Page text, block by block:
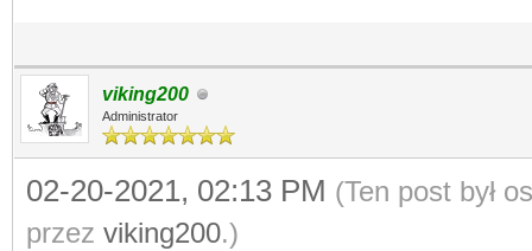
viking200
Administrator
02-20-2021, 02:13 PM (Ten post był
przez viking200.)